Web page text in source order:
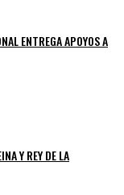
ENTREGA APOYOS A
Y REY DE LA